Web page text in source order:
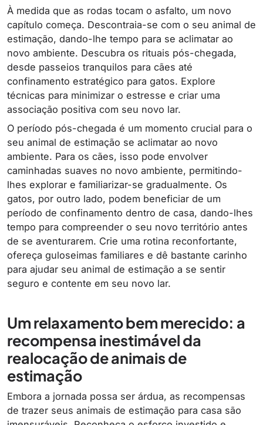
À medida que as rodas tocam o asfalto, um novo
capítulo começa. Descontraia-se com o seu animal de
estimação, dando-lhe tempo para se aclimatar ao
novo ambiente. Descubra os rituais pós-chegada,
desde passeios tranquilos para cães até
confinamento estratégico para gatos. Explore
técnicas para minimizar o estresse e criar uma
associação positiva com seu novo lar.
O período pós-chegada é um momento crucial para o
seu animal de estimação se aclimatar ao novo
ambiente. Para os cães, isso pode envolver
caminhadas suaves no novo ambiente, permitindo-
lhes explorar e familiarizar-se gradualmente. Os
gatos, por outro lado, podem beneficiar de um
período de confinamento dentro de casa, dando-lhes
tempo para compreender o seu novo território antes
de se aventurarem. Crie uma rotina reconfortante,
ofereça guloseimas familiares e dê bastante carinho
para ajudar seu animal de estimação a se sentir
seguro e contente em seu novo lar.
Um relaxamento bem merecido: a
recompensa inestimável da
realocação de animais de
estimação
Embora a jornada possa ser árdua, as recompensas
de trazer seus animais de estimação para casa são